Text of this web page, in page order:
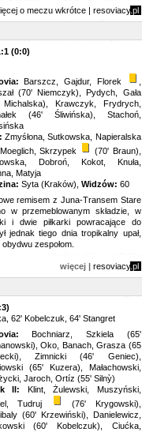
o meczu wkrótce | resoviacy.pl
(0:0)
Barszcz, Gajdur, Florek
(70' Niemczyk), Pydych, Gała
Krawczyk, Frydrych,
(46' Śliwińska), Stachoń,
Zmyśłona, Sutkowska, Napieralska
Moeglich, Skrzypek
(70' Braun),
Dobroń, Kokot, Knuła,
Matyja
Syta (Kraków), Widzów: 60
remisem z Juna-Transem Stare
w przemeblowanym składzie, w
i dwie piłkarki powracające do
jednak tiego dnia tropikalny upał,
zespołom.
więcej | resoviacy.pl
62' Kobelczuk, 64' Stangret
Bochniarz, Szkiela (65'
Oko, Banach, Grasza (65
Zimnicki (46' Geniec),
(65' Kuzera), Małachowski,
Jaroch, Ortíz (55' Silnỳ)
II: Klint, Żulewski, Muszyński,
Tudruj
(76' Krygowski),
(60' Krzewiński), Danielewicz,
(60' Kobelczuk), Ciućka,